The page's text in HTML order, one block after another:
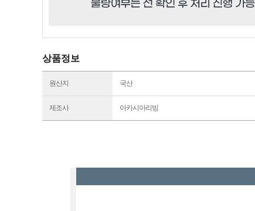
상품정보
원산지 국산
제조사 아카시아리빙